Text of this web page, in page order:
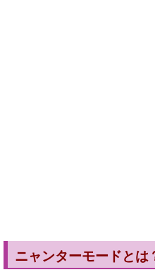
ニャンターモードとは